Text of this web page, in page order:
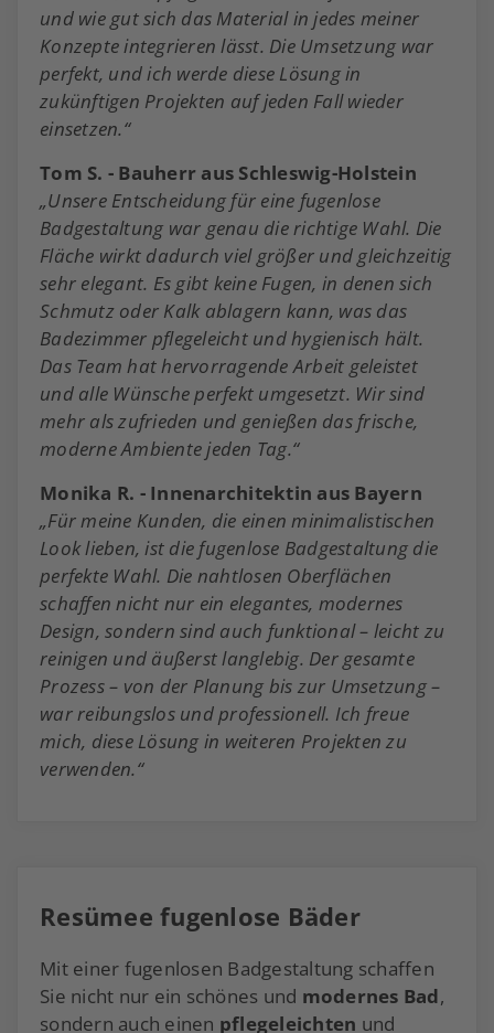
und wie gut sich das Material in jedes meiner
Konzepte integrieren lässt. Die Umsetzung war
perfekt, und ich werde diese Lösung in
zukünftigen Projekten auf jeden Fall wieder
einsetzen.“
Tom S. - Bauherr aus Schleswig-Holstein
„Unsere Entscheidung für eine fugenlose
Badgestaltung war genau die richtige Wahl. Die
Fläche wirkt dadurch viel größer und gleichzeitig
sehr elegant. Es gibt keine Fugen, in denen sich
Schmutz oder Kalk ablagern kann, was das
Badezimmer pflegeleicht und hygienisch hält.
Das Team hat hervorragende Arbeit geleistet
und alle Wünsche perfekt umgesetzt. Wir sind
mehr als zufrieden und genießen das frische,
moderne Ambiente jeden Tag.“
Monika R. - Innenarchitektin aus Bayern
„Für meine Kunden, die einen minimalistischen
Look lieben, ist die fugenlose Badgestaltung die
perfekte Wahl. Die nahtlosen Oberflächen
schaffen nicht nur ein elegantes, modernes
Design, sondern sind auch funktional – leicht zu
reinigen und äußerst langlebig. Der gesamte
Prozess – von der Planung bis zur Umsetzung –
war reibungslos und professionell. Ich freue
mich, diese Lösung in weiteren Projekten zu
verwenden.“
Resümee fugenlose Bäder
Mit einer fugenlosen Badgestaltung schaffen
Sie nicht nur ein schönes und modernes Bad,
sondern auch einen pflegeleichten und